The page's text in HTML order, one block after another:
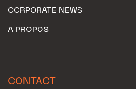
CORPORATE NEWS
A PROPOS
CONTACT